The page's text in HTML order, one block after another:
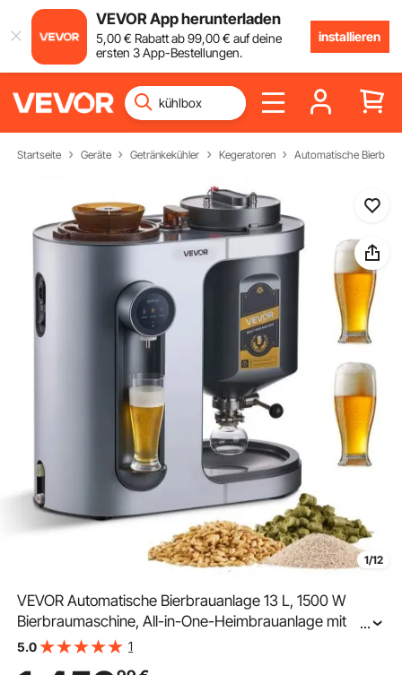
VEVOR App herunterladen
5,00€ Rabatt ab99,00€ auf deine
ersten 3 App-Bestellungen.
installieren
Startseite Geräte Getränkekühler Kegeratoren Automatische
1/12
VEVOR Automatische Bierbrauanlage 13 L, 1500 W
Bierbraumaschine, All-in-One-Heimbrauanlage mit
Maische- und Kochvorrichtung, Innentank aus Edelstahl
...
5.0 1